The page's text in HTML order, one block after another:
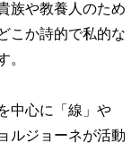
族や教養人のため
こか詩的で私的な
。
中心に「線」や
ルジョーネが活動